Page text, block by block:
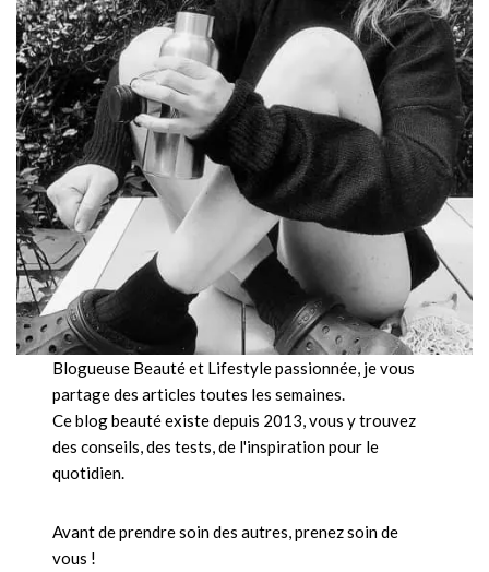
Blogueuse Beauté et Lifestyle passionnée, je vous
partage des articles toutes les semaines.
Ce blog beauté existe depuis 2013, vous y trouvez
des conseils, des tests, de l'inspiration pour le
quotidien.
Avant de prendre soin des autres, prenez soin de
vous !